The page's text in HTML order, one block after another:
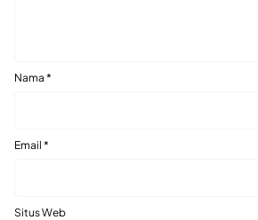
Nama *
Email *
Situs Web